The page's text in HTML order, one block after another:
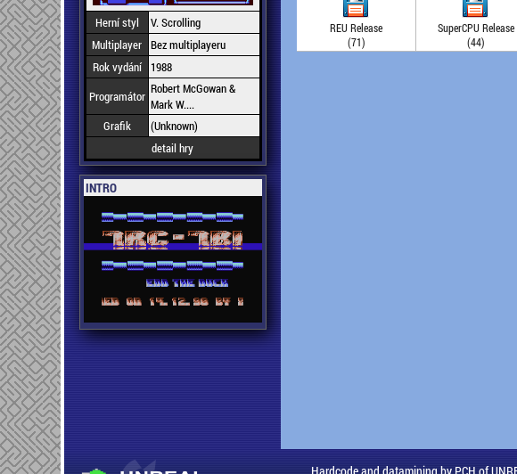
Herní styl
V. Scrolling
Multiplayer Bez multiplayeru
Rok vydání
1988
Programátor Robert McGowan &
Mark W....
Grafik
(Unknown)
detail hry
INTRO
REU Release
(71)
SuperCPU Release
(44)